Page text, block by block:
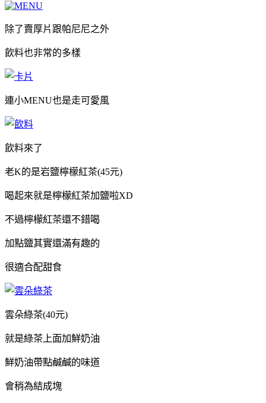
除了賣厚片跟帕尼尼之外
飲料也非常的多樣
連小MENU也是走可愛風
飲料來了
老K的是岩鹽檸檬紅茶(45元)
喝起來就是檸檬紅茶加鹽啦XD
不過檸檬紅茶還不錯喝
加點鹽其實還滿有趣的
很適合配甜食
雲朵綠茶(40元)
就是綠茶上面加鮮奶油
鮮奶油帶點鹹鹹的味道
會稍為結成塊